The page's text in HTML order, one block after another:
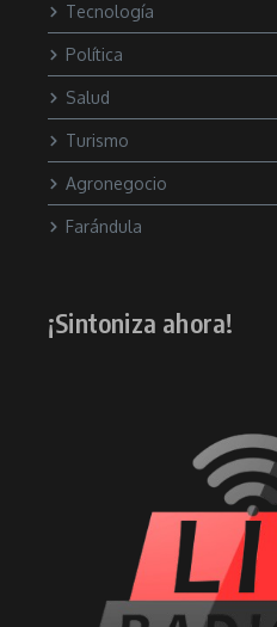
Tecnología
Política
Salud
Turismo
Agronegocio
Farándula
¡Sintoniza ahora!